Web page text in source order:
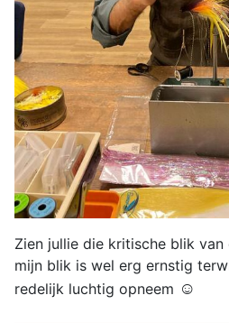
Zien jullie die kritische blik van
mijn blik is wel erg ernstig
redelijk luchtig opneem ☺